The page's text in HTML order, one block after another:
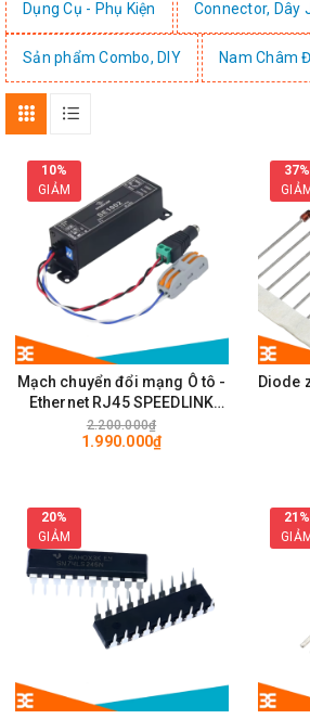
Dụng Cụ - Phụ Kiện Connector, Dây
Sản phẩm Combo, DIY Nam Châm
10%
GIẢM
Mạch chuyển đổi mạng Ô tô -
Ethernet RJ45 SPEEDLINK
SE1002 100Mps
2.200.000₫
1.990.000₫
37%
GIẢM
Diode
20%
GIẢM
21%
GIẢM